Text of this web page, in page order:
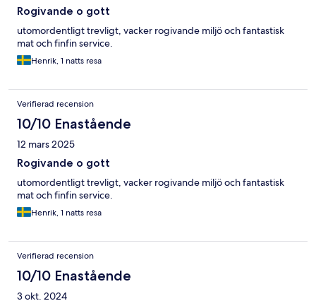
Rogivande o gott
utomordentligt trevligt, vacker rogivande miljö och fantastisk
mat och finfin service.
Henrik, 1 natts resa
Verifierad recension
10/10 Enastående
12 mars 2025
Rogivande o gott
utomordentligt trevligt, vacker rogivande miljö och fantastisk
mat och finfin service.
Henrik, 1 natts resa
Verifierad recension
10/10 Enastående
3 okt. 2024